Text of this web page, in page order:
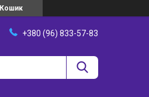
Кошик
+380 (96) 833-57-83